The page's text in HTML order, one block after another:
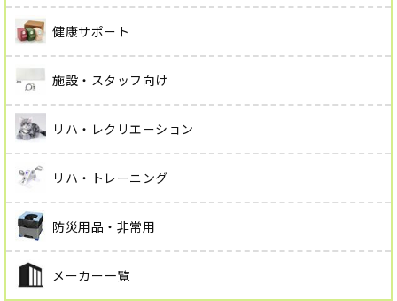
健康サポート
施設・スタッフ向け
リハ・レクリエーション
リハ・トレーニング
防災用品・非常用
メーカー一覧